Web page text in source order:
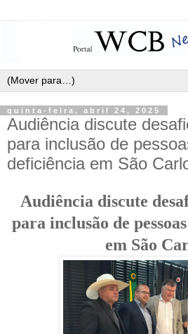
quinta-feira, abril 24, 2025
Audiência discute
para inclusão de
deficiência em São
Audiência discute
para inclusão de
em São